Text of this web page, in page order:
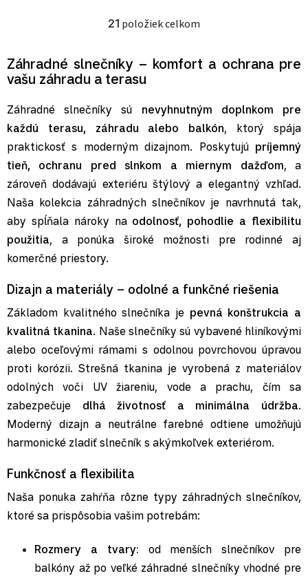
Ovládacie prvky výpisu
21 položiek celkom
Záhradné slnečníky – komfort a ochrana pre
vašu záhradu a terasu
Záhradné slnečníky sú nevyhnutným doplnkom pre
každú terasu, záhradu alebo balkón, ktorý spája
praktickosť s moderným dizajnom. Poskytujú príjemný
tieň, ochranu pred slnkom a miernym dažďom, a
zároveň dodávajú exteriéru štýlový a elegantný vzhľad.
Naša kolekcia záhradných slnečníkov je navrhnutá tak,
aby spĺňala nároky na odolnosť, pohodlie a flexibilitu
použitia, a ponúka široké možnosti pre rodinné aj
komerčné priestory.
Dizajn a materiály – odolné a funkčné riešenia
Základom kvalitného slnečníka je pevná konštrukcia a
kvalitná tkanina. Naše slnečníky sú vybavené hliníkovými
alebo oceľovými rámami s odolnou povrchovou úpravou
proti korózii. Strešná tkanina je vyrobená z materiálov
odolných voči UV žiareniu, vode a prachu, čím sa
zabezpečuje dlhá životnosť a minimálna údržba.
Moderný dizajn a neutrálne farebné odtiene umožňujú
harmonické zladiť slnečník s akýmkoľvek exteriérom.
Funkčnosť a flexibilita
Naša ponuka zahŕňa rôzne typy záhradných slnečníkov,
ktoré sa prispôsobia vašim potrebám:
Rozmery a tvary: od menších slnečníkov pre
balkóny až po veľké záhradné slnečníky vhodné pre